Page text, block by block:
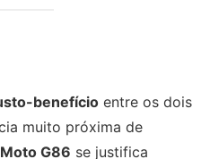
benefício entre os dois
muito próxima de
Moto G86 se justifica